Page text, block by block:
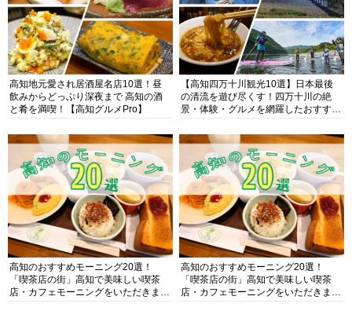
高知地元愛され居酒屋名店10選！昼
飲みからどっぷり深夜まで 高知の酒
と肴を満喫！【高知グルメPro】
【高知四万十川観光10選】日本最後
の清流を遊び尽くす！四万十川の絶
景・体験・グルメを網羅したおすすめ
高知のおすすめモーニング20選！
「喫茶店の街」高知で美味しい喫茶
店・カフェモーニングをいただきま
高知のおすすめモーニング20選！
「喫茶店の街」高知で美味しい喫茶
店・カフェモーニングをいただきま